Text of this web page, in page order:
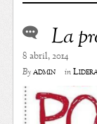
La
8 abril, 2014
Byadmin in